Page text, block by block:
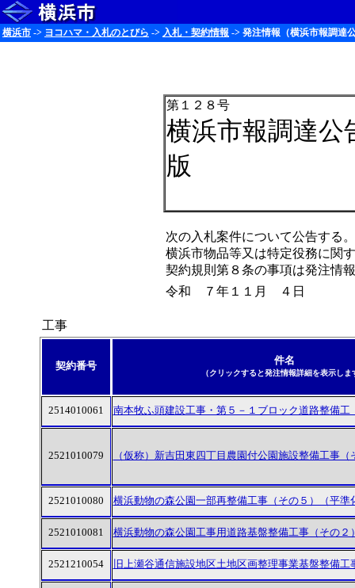
横浜市 -> ヨコハマ・入札のとびら -> 入札・契約情報 -> 発注情報（横浜市報調達
第１２８号
横浜市報調達公
版
次の入札案件について公告する。
横浜市物品等又は特定役務に関
契約規則第８条の事項は発注情
令和 ７年１１月 ４日
工事
契約番号 件名
（クリックすると発注情報詳細を表示しま
2514010061 南本牧ふ頭建設工事・第５－１ブロック道路整備工
2521010079 （仮称）新吉田東四丁目農園付公園施設整備工事（
2521010080 横浜動物の森公園一部再整備工事（その５）（平準
2521010081 横浜動物の森公園工事用道路基盤整備工事（その２
2521210054 旧上瀬谷通信施設地区土地区画整理事業基盤整備工